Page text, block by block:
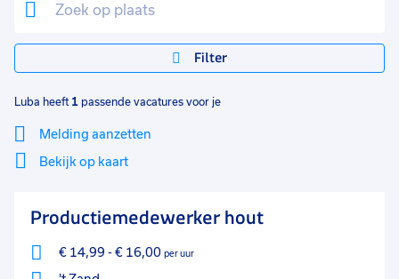
Filter
Luba heeft 1 passende vacatures voor je
Melding aanzetten
Bekijk op kaart
Filter
Sluiten
Productiemedewerker hout
€ 14,99 - € 16,00 per uur